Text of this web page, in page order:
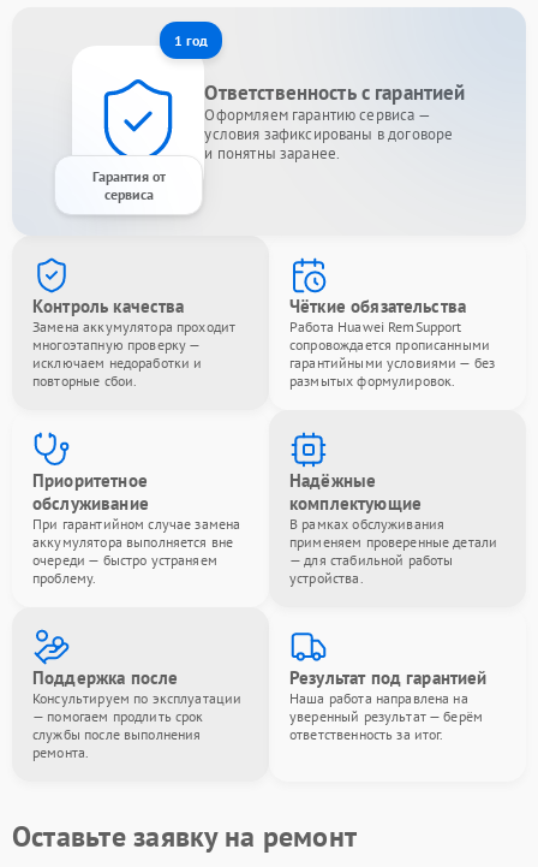
1 год
Гарантия от
сервиса
Ответственность с гарантией
Оформляем гарантию сервиса —
условия зафиксированы в договоре
и понятны заранее.
Контроль качества
Замена аккумулятора проходит
многоэтапную проверку —
исключаем недоработки и
повторные сбои.
Чёткие обязательства
Работа Huawei RemSupport
сопровождается прописанными
гарантийными условиями — без
размытых формулировок.
Приоритетное
обслуживание
При гарантийном случае замена
аккумулятора выполняется вне
очереди — быстро устраняем
проблему.
Надёжные
комплектующие
В рамках обслуживания
применяем проверенные детали
— для стабильной работы
устройства.
Поддержка после
Консультируем по эксплуатации
— помогаем продлить срок
службы после выполнения
ремонта.
Результат под гарантией
Наша работа направлена на
уверенный результат — берём
ответственность за итог.
Оставьте заявку на ремонт